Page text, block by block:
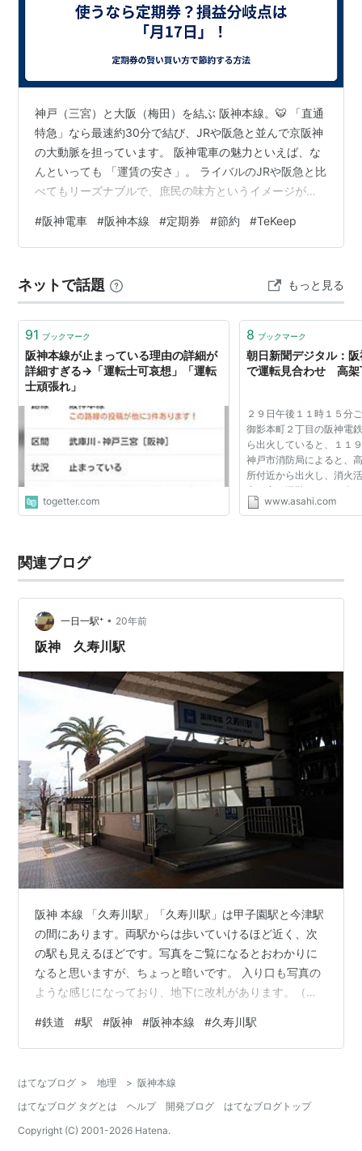
西代駅間の運行が阪神電鉄に委託された。阪神
は同区間を第二種鉄道事業者として運行している。
本線の延長である。
駅
駅名 読み
“えき”は略
接続路線
戸線、JR宝塚線 (以上、大阪駅
四つ橋線( 西梅田
駅)
2 福島駅
3 野田駅 のだ 大阪市営地下鉄千日前線 野田阪
神駅)、 JR東西線(海老江駅)
4 淀川駅
姫島駅 ひめじま
6 千船駅 ちふね
7
10 出屋敷駅 でやしき -
ープール前
駅
ンタープール
まえ
12 武庫川駅 むこがわ 武庫川線
なるお -
甲子園駅 こうしえん -
久寿川駅 くすがわ -
16 今津駅 いまづ 阪急今津南線
17 西宮駅 にしのみや
18 香櫨園駅 こうろえん
19 打出駅 -
21 深江駅 ふかえ -
22 青木駅 おおぎ -
魚崎駅 うおざき 六甲ライナー
24 住吉駅 すみよし -
25 御影駅 みかげ -
26 石屋川駅 いしやがわ
27 新在家駅 しんざいけ -
28 大石駅 おおいし
神戸（三宮）と大阪（梅田）を結ぶ 阪神本線。🐯 「直通
特急」なら最速約30分で結び、JRや阪急と並んで京阪神
の大動脈を担っています。 阪神電車の魅力といえば、な
んといっても 「運賃の安さ」。 ライバルのJRや阪急と比
べてもリーズナブルで、庶民の味方というイメージが強
けば間違いない」 そう思っているあなた、実はその定期
券、あなたの出勤日数によっては損をしている 可能性が
ーが知っておくべき定期券の損益分岐点と、賢い交通費
の節約術について解説します！ 🐯 阪神の定期券、元を取
るには「月17日」必要…
#阪神電車 #阪神本線 #定期券 #節約 #TeKeep
ネットで話題 もっと見る
91 ブックマーク
阪神本線が止まっている理由の詳細が
詳細すぎる→「運転士可哀想」「運転
士頑張れ」
togetter.com
8 ブックマーク
朝日新聞デジタル：
で運転見合わせ 高架
２９日午後１１時１５分
御影本町２丁目の阪神電
ら出火していると、１１
神戸市消防局によると、
所付近から出火し、消火
内の客は避難し、けが人
いという。 阪神電鉄に
www.asahi.com
関連ブログ
一日一駅⁺ • 20年前
阪神 久寿川駅
阪神 本線 「久寿川駅」「久寿川駅」は甲子園駅と今津駅
の間にあります。両駅からは歩いていけるほど近く、次
の駅も見えるほどです。写真をご覧になるとおわかりに
なると思いますが、ちょっと暗いです。 入り口も写真の
ような感じになっており、地下に改札があります。（線
※２０２２年２月 更新 （駅名標） （ホーム） （ホーム）
（ホーム） （改札） ホーム構造← 今津 甲子園
下改札）（２面２線）営業形態： 有人（直営）所在地 ：
兵庫県西宮市 訪 問 ： ？？？（写真は２００６年９月）
ラン…
#鉄道 #駅 #阪神 #阪神本線 #久寿川駅
はてなブログ > 地理 > 阪神本線
はてなブログ タグとは
ヘルプ 開発ブログ
はてなブログトップ
Copyright (C) 2001-2026 Hatena.